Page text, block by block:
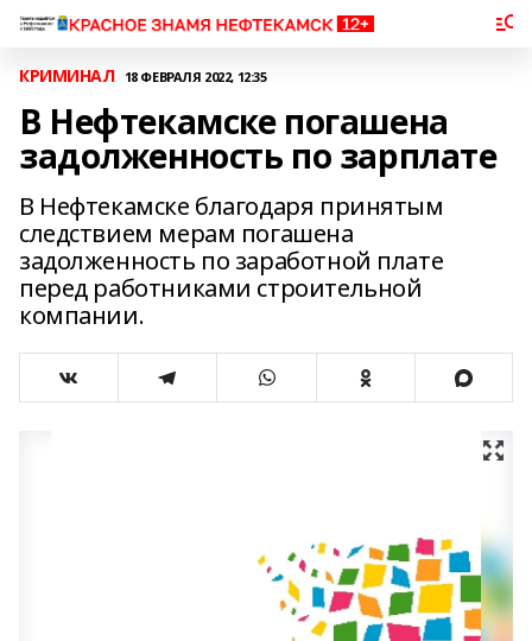
КРИМИНАЛ 18 ФЕВРАЛЯ 2022, 12:35
В Нефтекамске погашена
задолженность по зарплате
В Нефтекамске благодаря принятым
следствием мерам погашена
задолженность по заработной плате
перед работниками строительной
компании.